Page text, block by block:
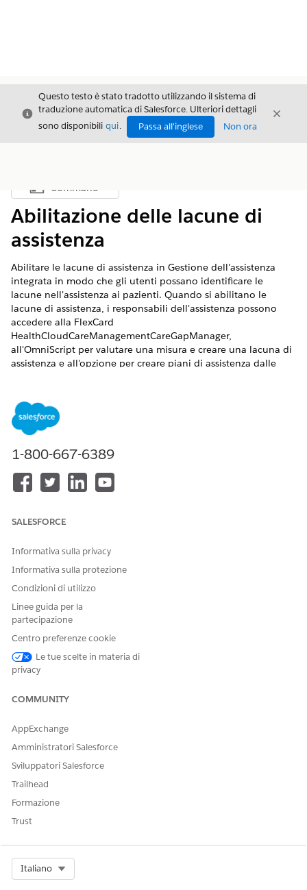
Chiudi
Questo testo è stato tradotto utilizzando il sistema di
traduzione automatica di Salesforce. Ulteriori dettagli
sono disponibili qui. Passa all'inglese Non ora
Chiudi
Mostra sommario
Sommario
Abilitazione delle lacune di
assistenza
Abilitare le lacune di assistenza in Gestione dell'assistenza
integrata in modo che gli utenti possano identificare le
lacune nell'assistenza ai pazienti. Quando si abilitano le
lacune di assistenza, i responsabili dell'assistenza possono
accedere alla FlexCard
HealthCloudCareManagementCareGapManager,
all'OmniScript per valutare una misura e creare una lacuna di
assistenza e all'opzione per creare piani di assistenza dalle
Disponibile in: Lightning Experience
Disponibile in:Enterprise Edition
Per configurare e abilitare le
Da Imposta, nella casella Ricerca veloce, immettere
Impostazioni gestione assistenza
Impostazioni gestione assistenza
AbilitareCare Gap
Facci sapere, così possiamo migliorare!
1-800-667-6389
SALESFORCE
Informativa sulla privacy
Informativa sulla protezione
Condizioni di utilizzo
Linee guida per la
partecipazione
Centro preferenze cookie
Le tue scelte in materia di
privacy
COMMUNITY
AppExchange
Amministratori Salesforce
Sviluppatori Salesforce
Trailhead
Formazione
Trust
Italiano